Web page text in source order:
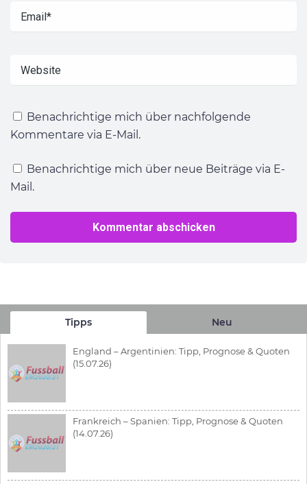
Benachrichtige mich über nachfolgende
Kommentare via E-Mail.
Benachrichtige mich über neue Beiträge via E-
Mail.
Tipps Neu
England – Argentinien: Tipp, Prognose & Quoten
(15.07.26)
Frankreich – Spanien: Tipp, Prognose & Quoten
(14.07.26)